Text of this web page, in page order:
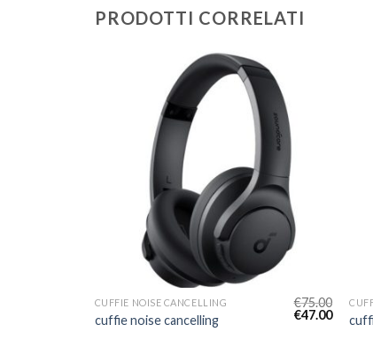
PRODOTTI CORRELATI
CUFFIE NOISE CANCELLING
cuffie noise cancelling
€75.00
€47.00